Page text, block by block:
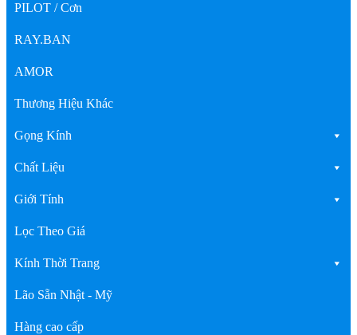
PILOT / Cơn
RAY.BAN
AMOR
Thương Hiệu Khác
Gọng Kính
Chất Liệu
Giới Tính
Lọc Theo Giá
Kính Thời Trang
Lão Sẵn Nhật - Mỹ
Hàng cao cấp